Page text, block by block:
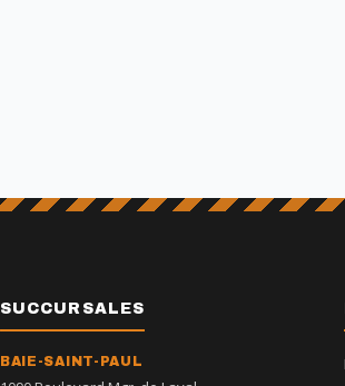
SUCCURSALES
BAIE-SAINT-PAUL